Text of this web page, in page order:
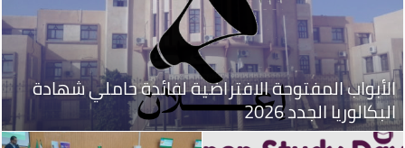
الأبواب المفتوحة الافتراضية لفائدة حاملي شهادة
البكالوريا الجدد 2026